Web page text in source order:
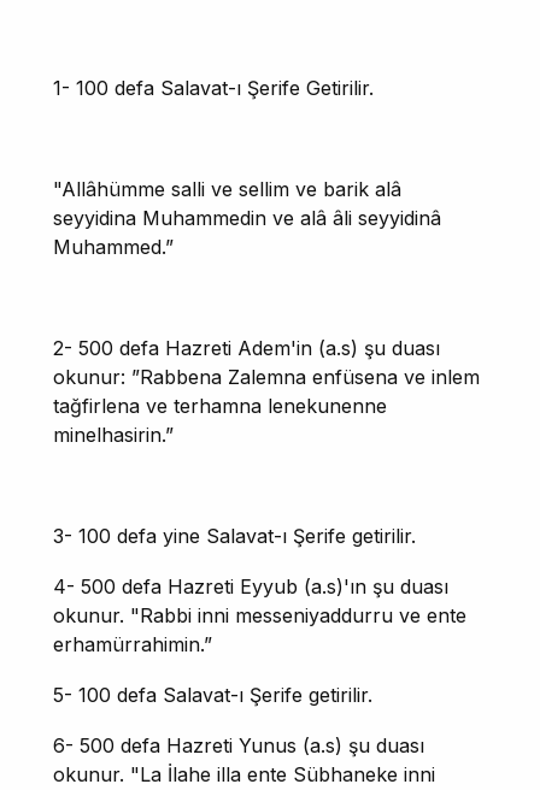
1- 100 defa Salavat-ı Şerife Getirilir.
"Allâhümme salli ve sellim ve barik alâ
seyyidina Muhammedin ve alâ âli seyyidinâ
Muhammed.”
2- 500 defa Hazreti Adem'in (a.s) şu duası
okunur: ”Rabbena Zalemna enfüsena ve inlem
tağfirlena ve terhamna lenekunenne
minelhasirin.”
3- 100 defa yine Salavat-ı Şerife getirilir.
4- 500 defa Hazreti Eyyub (a.s)'ın şu duası
okunur. "Rabbi inni messeniyaddurru ve ente
erhamürrahimin.”
5- 100 defa Salavat-ı Şerife getirilir.
6- 500 defa Hazreti Yunus (a.s) şu duası
okunur. "La İlahe illa ente Sübhaneke inni